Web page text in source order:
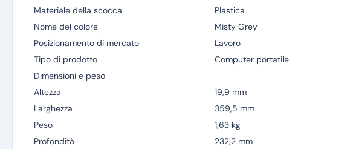
Materiale della scocca
Plastica
Nome del colore
Misty Grey
Posizionamento di mercato
Lavoro
Tipo di prodotto
Computer portatile
Dimensioni e peso
Altezza
19,9 mm
Larghezza
359,5 mm
Peso
1,63 kg
Profondità
232,2 mm